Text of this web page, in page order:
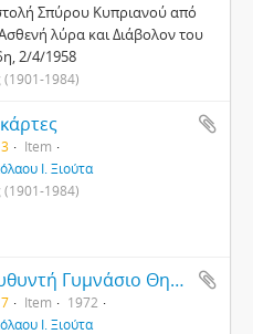
Σπύρου Κυπριανού από
λύρα και Διάβολον του
2/4/1958
(1901-1984)
Item
Ι. Ξιούτα
(1901-1984)
Επιστολή διευθυντή Γυμνάσιο Θηλέων Κύκκου
Item
1972
Ι. Ξιούτα